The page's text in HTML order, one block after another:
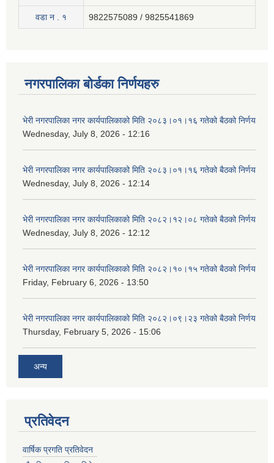
वडा न . १ 9822575089 / 9825541869
नगरपालिका बोर्डका निर्णयहरु
भेरी नगरपालिका नगर कार्यपालिकाको मिति २०८३।०१।१६ गतेको बैठको निर्णय
Wednesday, July 8, 2026 - 12:16
भेरी नगरपालिका नगर कार्यपालिकाको मिति २०८३।०१।१६ गतेको बैठको निर्णय
Wednesday, July 8, 2026 - 12:14
भेरी नगरपालिका नगर कार्यपालिकाको मिति २०८२।१२।०८ गतेको बैठको निर्णय
Wednesday, July 8, 2026 - 12:12
भेरी नगरपालिका नगर कार्यपालिकाको मिति २०८२।१०।१५ गतेको बैठको निर्णय
Friday, February 6, 2026 - 13:50
भेरी नगरपालिका नगर कार्यपालिकाको मिति २०८२।०९।२३ गतेको बैठको निर्णय
Thursday, February 5, 2026 - 15:06
अन्य
प्रतिवेदन
वार्षिक प्रगति प्रतिवेदन